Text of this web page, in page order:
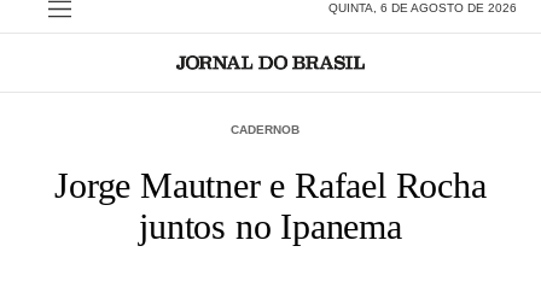
QUINTA, 6 DE AGOSTO DE 2026
CADERNOB
Jorge Mautner e Rafael Rocha
juntos no Ipanema